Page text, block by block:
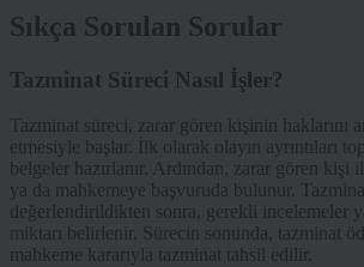
Sıkça Sorulan Sorular
Tazminat Süreci Nasıl İşler?
Tazminat süreci, zarar gören kişinin haklarını
etmesiyle başlar. İlk olarak olayın ayrıntıları
belgeler hazırlanır. Ardından, zarar gören kişi
ya da mahkemeye başvuruda bulunur.
değerlendirildikten sonra, gerekli incelemeler
miktarı belirlenir. Sürecin sonunda, tazminat
mahkeme kararıyla tazminat tahsil edilir.